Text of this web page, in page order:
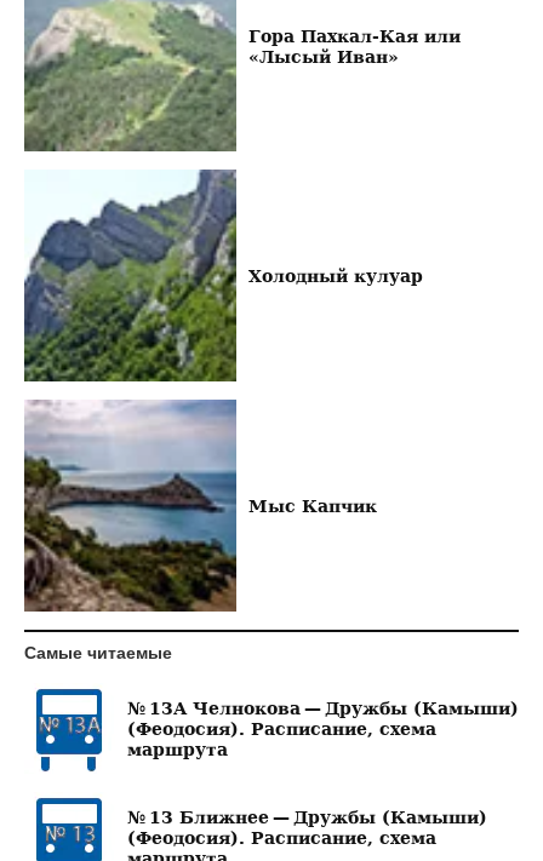
Гора Пахкал-Кая или
«Лысый Иван»
Холодный кулуар
Мыс Капчик
Самые читаемые
№ 13А Челнокова — Дружбы (Камыши)
(Феодосия). Расписание, схема
маршрута
№ 13 Ближнее — Дружбы (Камыши)
(Феодосия). Расписание, схема